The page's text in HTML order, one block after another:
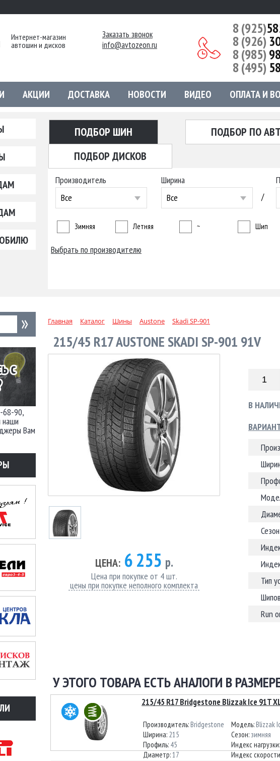
Интернет-магазин
автошин и дисков
Заказать звонок
info@avtozeon.ru
8 (925)
8 (926)
8 (985)
8 (495)
АКЦИИ ДОСТАВКА НОВОСТИ ВИДЕО ОПЛАТА И
ПОДБОР ШИН
ПОДБОР ПО
ПОДБОР ДИСКОВ
Производитель
Все
Ширина
Все
/
Зимняя Летняя ~ Шип
Выбрать по производителю
68-90,
наши
Вам
Главная Каталог Шины Austone Skadi SP-901
215/45 R17 AUSTONE SKADI SP-901 91V
ЦЕНА:6 255 р.
Цена при покупке от 4 шт.
цены при покупке неполного комплекта
В
Сезон
Тип
Run
У ЭТОГО ТОВАРА ЕСТЬ АНАЛОГИ В
215/45 R17 Bridgestone Blizzak Ice 91T
Производитель: Bridgestone
Ширина: 215
Профиль: 45
Диаметр:17
Модель: Blizzak
Сезон: зимняя
Индекс нагрузки:
Индекс